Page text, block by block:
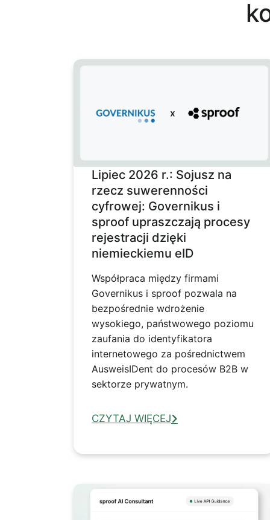
Lipiec 2026 r.: Sojusz na
rzecz suwerenności
cyfrowej: Governikus i
sproof upraszczają procesy
rejestracji dzięki
niemieckiemu eID
Współpraca między firmami
Governikus i sproof pozwala na
bezpośrednie wdrożenie
wysokiego, państwowego poziomu
zaufania do identyfikatora
internetowego za pośrednictwem
AusweisIDent do procesów B2B w
sektorze prywatnym.
CZYTAJ WIĘCEJ